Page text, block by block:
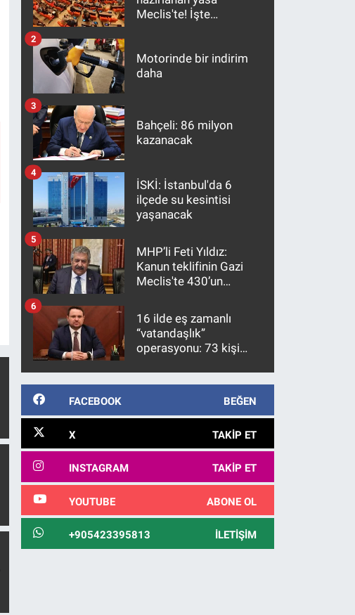
Meclis'te! İşte
Motorinde bir indirim
daha
2
Bahçeli: 86 milyon
kazanacak
3
İSKİ: İstanbul'da 6
ilçede su kesintisi
yaşanacak
4
MHP’li Feti Yıldız:
Kanun teklifinin Gazi
Meclis'te 430’un
kanunlaşacağı
görülmektedir
5
16 ilde eş zamanlı
“vatandaşlık”
operasyonu: 73 kişi
6
FACEBOOK BEĞEN
X TAKIP ET
INSTAGRAM TAKIP ET
YOUTUBE ABONE OL
+905423395813 İLETIŞIM